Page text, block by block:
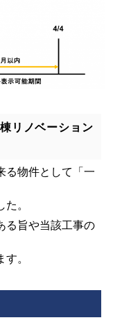
リノベーション
る物件として「一
。
る旨や当該工事の
。